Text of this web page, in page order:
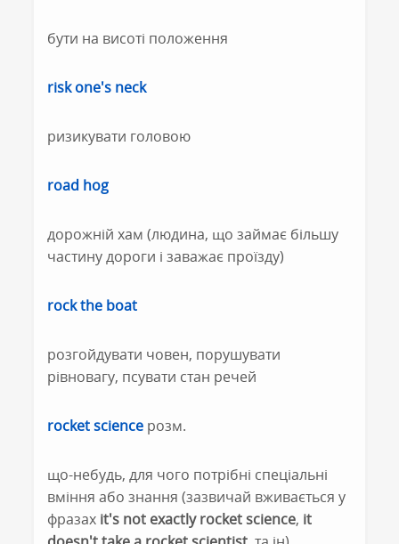
бути на висоті положення
risk one's neck
ризикувати головою
road hog
дорожній хам (людина, що займає більшу
частину дороги і заважає проїзду)
rock the boat
розгойдувати човен, порушувати
рівновагу, псувати стан речей
rocket science розм.
що-небудь, для чого потрібні спеціальні
вміння або знання (зазвичай вживається у
фразах it's not exactly rocket science, it